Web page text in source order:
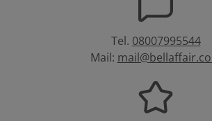
Tel. 08007995544
Mail: